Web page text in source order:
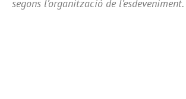
segons l’organització de l’esdeveniment.